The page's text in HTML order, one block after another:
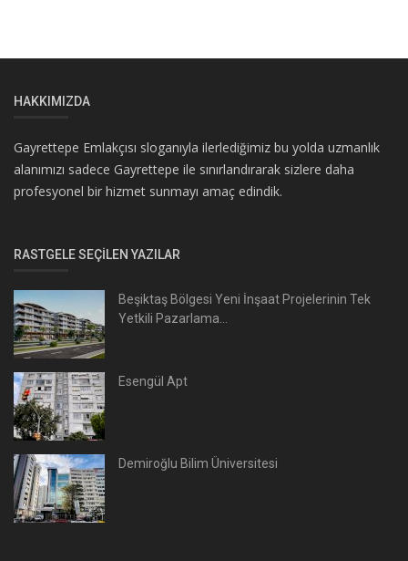
HAKKIMIZDA
Gayrettepe Emlakçısı sloganıyla ilerlediğimiz bu yolda uzmanlık
alanımızı sadece Gayrettepe ile sınırlandırarak sizlere daha
profesyonel bir hizmet sunmayı amaç edindik.
RASTGELE SEÇILEN YAZILAR
Beşiktaş Bölgesi Yeni İnşaat Projelerinin Tek
Yetkili Pazarlama...
Esengül Apt
Demiroğlu Bilim Üniversitesi